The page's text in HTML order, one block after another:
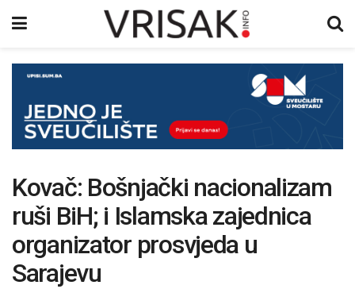
Kovač: Bošnjački nacionalizam
ruši BiH; i Islamska zajednica
organizator prosvjeda u
Sarajevu